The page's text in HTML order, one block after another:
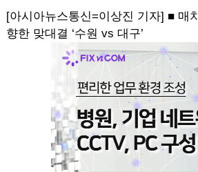
[아시아뉴스통신=이상진 기자] ■ 매
향한 맞대결 ‘수원 vs 대구’